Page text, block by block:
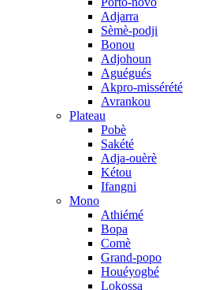
Adjarra
Sèmè-podji
Bonou
Adjohoun
Aguégués
Akpro-missérété
Avrankou
Plateau
Pobè
Sakété
Adja-ouèrè
Kétou
Ifangni
Mono
Athiémé
Bopa
Comè
Grand-popo
Houéyogbé
Lokossa